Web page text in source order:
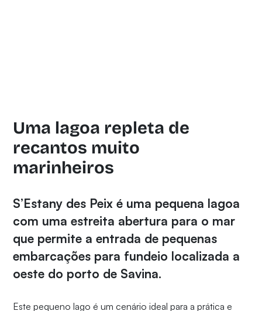
Uma lagoa repleta de
recantos muito
marinheiros
S’Estany des Peix é uma pequena lagoa
com uma estreita abertura para o mar
que permite a entrada de pequenas
embarcações para fundeio localizada a
oeste do porto de Savina.
Este pequeno lago é um cenário ideal para a prática e